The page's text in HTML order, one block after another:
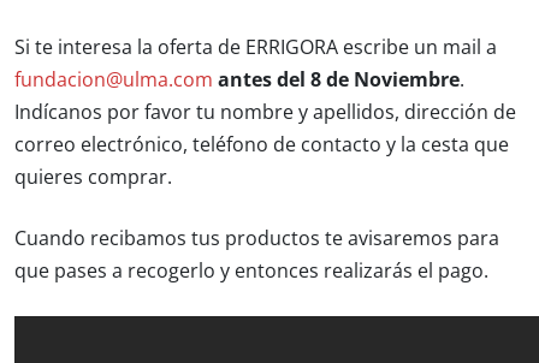
Si te interesa la oferta de ERRIGORA escribe un mail a
fundacion@ulma.com antes del 8 de Noviembre.
Indícanos por favor tu nombre y apellidos, dirección de
correo electrónico, teléfono de contacto y la cesta que
quieres comprar.
Cuando recibamos tus productos te avisaremos para
que pases a recogerlo y entonces realizarás el pago.